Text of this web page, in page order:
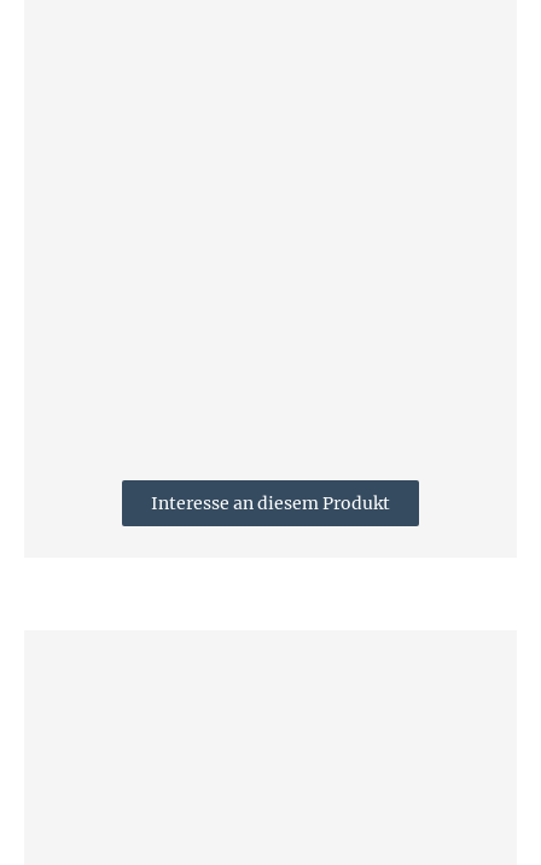
Interesse an diesem Produkt